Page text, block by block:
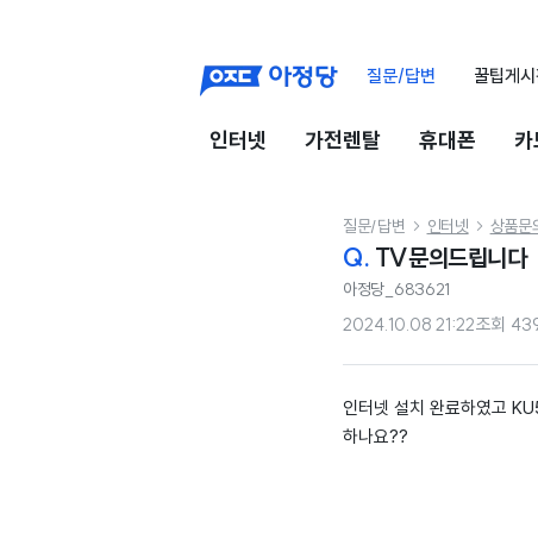
질문/답변 꿀팁게
인터넷 가전렌탈 휴대폰 카
질문/답변  인터넷  상품문
Q. TV문의드립니다
아정당_683621
2024.10.08 21:22조회
인터넷 설치 완료하였고
하나요??